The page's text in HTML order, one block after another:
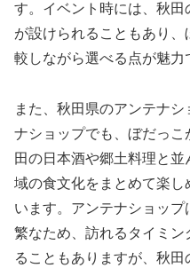
す。イベント時には、秋
が設けられることもあり
較しながら選べる点が魅力
また、秋田県のアンテナ
ナショップでも、ぼだっ
田の日本酒や郷土料理と
域の食文化をまとめて楽
います。アンテナショッ
繁なため、訪れるタイミ
ることもありますが、秋